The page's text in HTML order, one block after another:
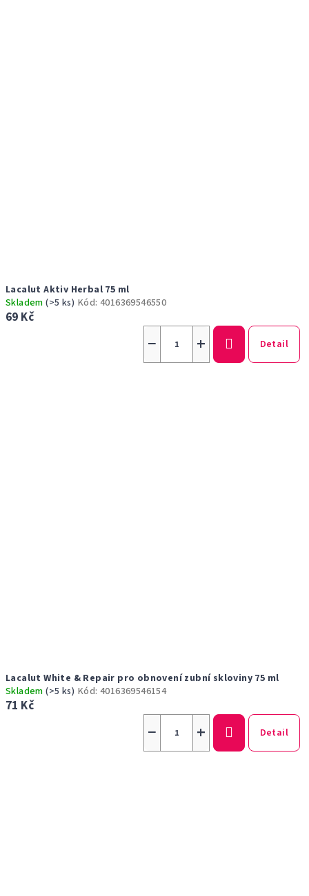
Lacalut Aktiv Herbal 75 ml
Skladem(>5 ks) Kód:4016369546550
69 Kč
+
− Detail
Lacalut White & Repair pro obnovení zubní skloviny 75 ml
Skladem(>5 ks) Kód:4016369546154
71 Kč
+
− Detail